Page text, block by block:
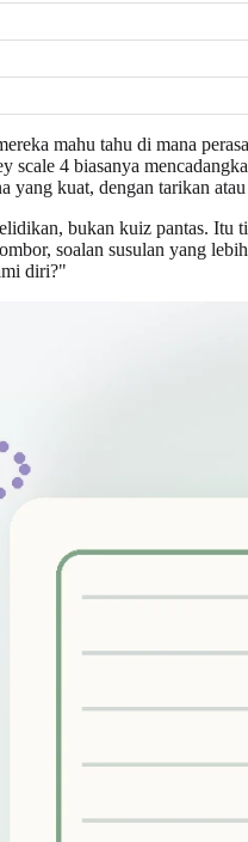
mahu tahu di mana
4 biasanya
kuat, dengan tarikan
bukan kuiz pantas.
soalan susulan yang
diri?"